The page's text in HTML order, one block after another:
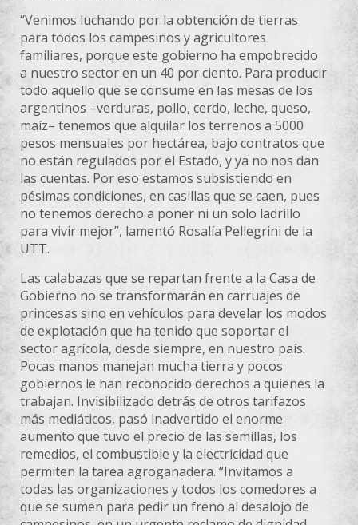
“Venimos luchando por la obtención de tierras
para todos los campesinos y agricultores
familiares, porque este gobierno ha empobrecido
a nuestro sector en un 40 por ciento. Para producir
todo aquello que se consume en las mesas de los
argentinos –verduras, pollo, cerdo, leche, queso,
maíz– tenemos que alquilar los terrenos a 5000
pesos mensuales por hectárea, bajo contratos que
no están regulados por el Estado, y ya no nos dan
las cuentas. Por eso estamos subsistiendo en
pésimas condiciones, en casillas que se caen, pues
no tenemos derecho a poner ni un solo ladrillo
para vivir mejor”, lamentó Rosalía Pellegrini de la
UTT.
Las calabazas que se repartan frente a la Casa de
Gobierno no se transformarán en carruajes de
princesas sino en vehículos para develar los modos
de explotación que ha tenido que soportar el
sector agrícola, desde siempre, en nuestro país.
Pocas manos manejan mucha tierra y pocos
gobiernos le han reconocido derechos a quienes la
trabajan. Invisibilizado detrás de otros tarifazos
más mediáticos, pasó inadvertido el enorme
aumento que tuvo el precio de las semillas, los
remedios, el combustible y la electricidad que
permiten la tarea agroganadera. “Invitamos a
todas las organizaciones y todos los comedores a
que se sumen para pedir un freno al desalojo de